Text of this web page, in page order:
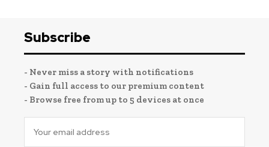
Subscribe
- Never miss a story with notifications
- Gain full access to our premium content
- Browse free from up to 5 devices at once